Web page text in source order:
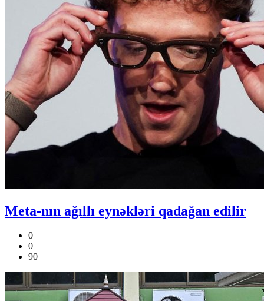
Meta-nın ağıllı eynəkləri qadağan edilir
0
0
90